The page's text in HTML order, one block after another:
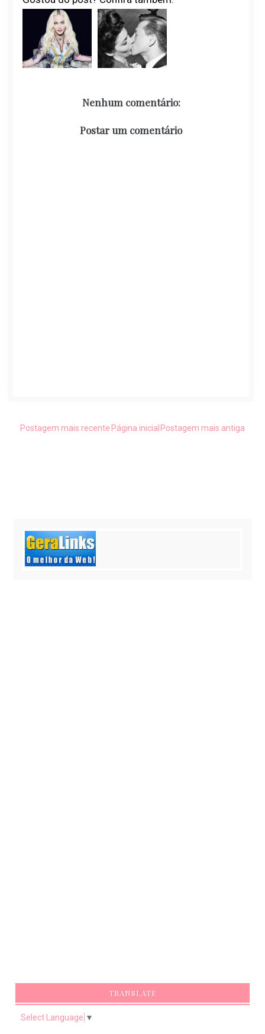
Nenhum comentário:
Postar um comentário
Postagem mais recente Postagem mais antiga
Página inicial
TRANSLATE
Select Language ▼